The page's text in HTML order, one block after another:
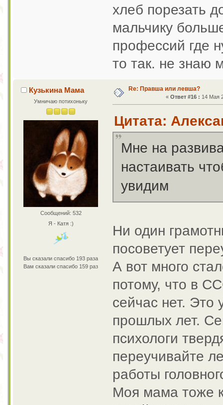
хлеб порезать
мальчику
профессий где
то так. не знаю
Кузькина Мама
Умничаю потихоньку
Сообщений: 532
Я - Катя :)
Вы сказали спасибо 193 раза
Вам сказали спасибо 159 раз
Re: Правша или левша?
«Ответ #16 : 14 Мая
Цитата:
Мне на
настаивать
увидим
Ни один
посоветует
А вот много
потому, что в
сейчас нет.
прошлых лет.
психологи
переучивайте
работы
Моя мама тоже